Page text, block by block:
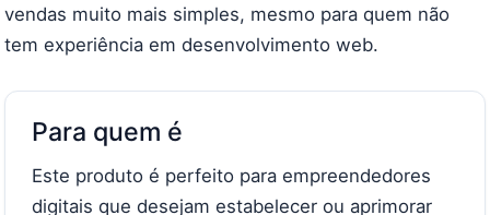
vendas muito mais simples, mesmo para quem não
tem experiência em desenvolvimento web.
Para quem é
Este produto é perfeito para empreendedores
digitais que desejam estabelecer ou aprimorar